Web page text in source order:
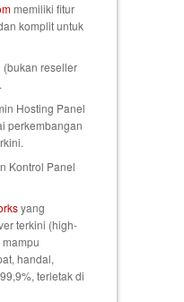
memiliki fitur
komplit untuk
(bukan reseller
Hosting Panel
perkembangan
Kontrol Panel
yang
terkini (high-
handal,
terletak di